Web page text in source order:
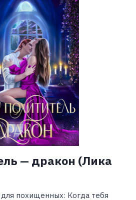
— дракон (Лика
похищенных: Когда тебя